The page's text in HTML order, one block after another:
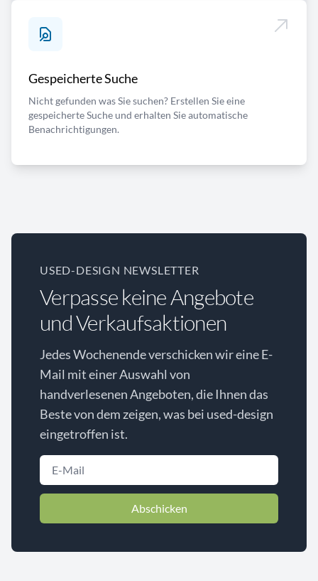
Gespeicherte Suche
Nicht gefunden was Sie suchen? Erstellen Sie eine
gespeicherte Suche und erhalten Sie automatische
Benachrichtigungen.
USED-DESIGN NEWSLETTER
Verpasse keine Angebote
und Verkaufsaktionen
Jedes Wochenende verschicken wir eine E-
Mail mit einer Auswahl von
handverlesenen Angeboten, die Ihnen das
Beste von dem zeigen, was bei used-design
eingetroffen ist.
Abschicken